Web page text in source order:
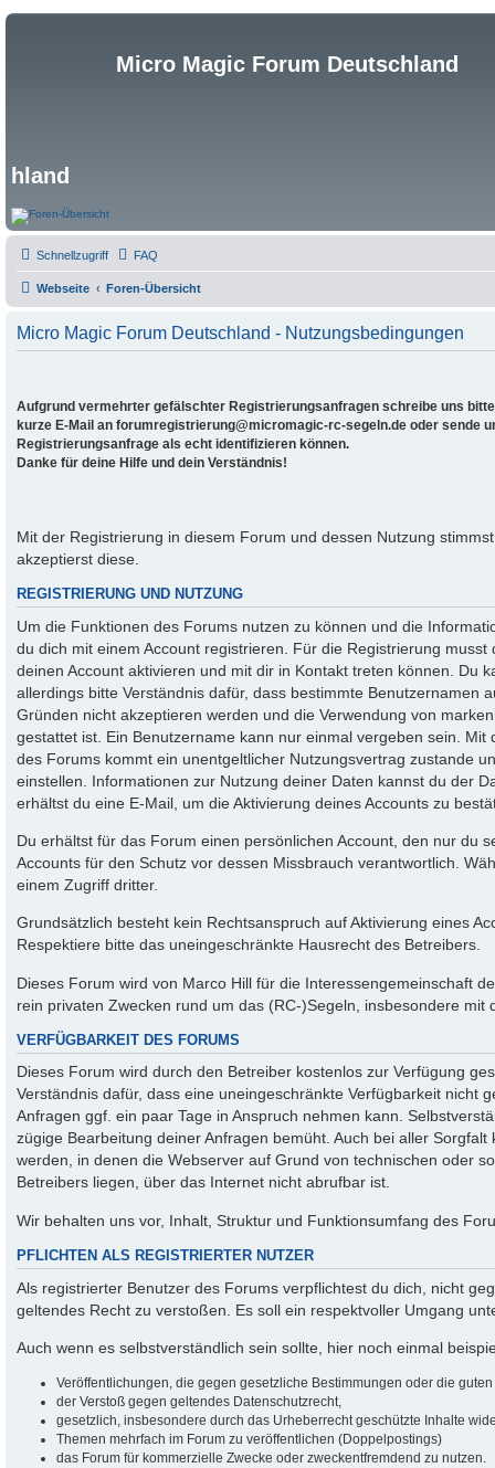
Micro Magic Forum Deutschland
hland
Schnellzugriff FAQ
Webseite Foren-Übersicht
Micro Magic Forum Deutschland - Nutzungsbedingungen
Aufgrund vermehrter gefälschter Registrierungsanfragen schreibe uns
kurze E-Mail an forumregistrierung@micromagic-rc-segeln.de oder sende
Registrierungsanfrage als echt identifizieren können.
Danke für deine Hilfe und dein Verständnis!
Mit der Registrierung in diesem Forum und dessen Nutzung
akzeptierst diese.
REGISTRIERUNG UND NUTZUNG
Um die Funktionen des Forums nutzen zu können und die
du dich mit einem Account registrieren. Für die Registrierung
deinen Account aktivieren und mit dir in Kontakt treten können. Du
allerdings bitte Verständnis dafür, dass bestimmte Benutzernamen
Gründen nicht akzeptieren werden und die Verwendung von
gestattet ist. Ein Benutzername kann nur einmal vergeben sein.
des Forums kommt ein unentgeltlicher Nutzungsvertrag zustande
einstellen. Informationen zur Nutzung deiner Daten kannst du der
erhältst du eine E-Mail, um die Aktivierung deines Accounts zu
Du erhältst für das Forum einen persönlichen Account, den nur du
Accounts für den Schutz vor dessen Missbrauch verantwortlich.
einem Zugriff dritter.
Grundsätzlich besteht kein Rechtsanspruch auf Aktivierung eines
Respektiere bitte das uneingeschränkte Hausrecht des Betreibers.
Dieses Forum wird von Marco Hill für die Interessengemeinschaft
rein privaten Zwecken rund um das (RC-)Segeln, insbesondere mit
VERFÜGBARKEIT DES FORUMS
Dieses Forum wird durch den Betreiber kostenlos zur Verfügung
Verständnis dafür, dass eine uneingeschränkte Verfügbarkeit nicht
Anfragen ggf. ein paar Tage in Anspruch nehmen kann.
zügige Bearbeitung deiner Anfragen bemüht. Auch bei aller
werden, in denen die Webserver auf Grund von technischen oder
Betreibers liegen, über das Internet nicht abrufbar ist.
Wir behalten uns vor, Inhalt, Struktur und Funktionsumfang des
PFLICHTEN ALS REGISTRIERTER NUTZER
Als registrierter Benutzer des Forums verpflichtest du dich, nicht
geltendes Recht zu verstoßen. Es soll ein respektvoller Umgang
Auch wenn es selbstverständlich sein sollte, hier noch einmal
Veröffentlichungen, die gegen gesetzliche Bestimmungen oder die
der Verstoß gegen geltendes Datenschutzrecht,
gesetzlich, insbesondere durch das Urheberrecht geschützte Inhalte
Themen mehrfach im Forum zu veröffentlichen (Doppelpostings)
das Forum für kommerzielle Zwecke oder zweckentfremdend zu nutzen.